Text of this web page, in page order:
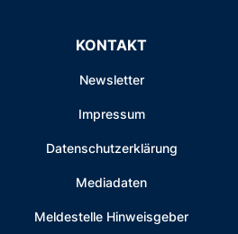
KONTAKT
Newsletter
Impressum
Datenschutzerklärung
Mediadaten
Meldestelle Hinweisgeber